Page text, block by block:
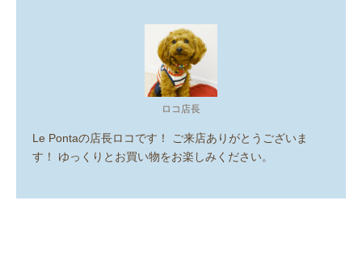
ロコ店長
Le Pontaの店長ロコです！ ご来店ありがとうございま
す！ ゆっくりとお買い物をお楽しみください。